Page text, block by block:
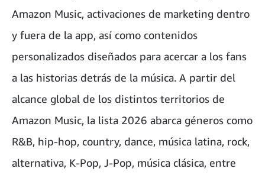
Amazon Music, activaciones de marketing dentro
y fuera de la app, así como contenidos
personalizados diseñados para acercar a los fans
a las historias detrás de la música. A partir del
alcance global de los distintos territorios de
Amazon Music, la lista 2026 abarca géneros como
R&B, hip-hop, country, dance, música latina, rock,
alternativa, K-Pop, J-Pop, música clásica, entre